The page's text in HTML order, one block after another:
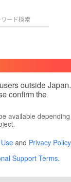
プロジェクト
ート・写真
クノロジー・ガジェッ
像・映画
ジネス・起業
outside Japan.
confirm the
available
and Privacy Policy
Support Terms.
出身
と